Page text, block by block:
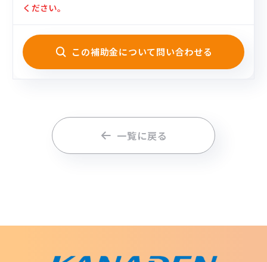
ください。
この補助金について問い合わせる
一覧に戻る